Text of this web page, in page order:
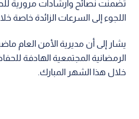
تضمنت نصائح وارشادات مرورية
اللجوء إلى السرعات الزائدة خاصة
يشار إلى أن مديرية الأمن العام
الرمضانية المجتمعية الهادفة
خلال هذا الشهر المبارك.